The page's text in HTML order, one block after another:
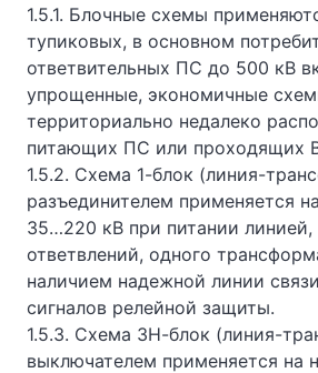
1.5.1. Блочные схемы
тупиковых, в основном
ответвительных ПС до 500 кВ
упрощенные, экономичные
территориально недалеко
питающих ПС или проходящих
1.5.2. Схема 1-блок (линия-
разъединителем применяется
35…220 кВ при питании
ответвлений, одного
наличием надежной линии
сигналов релейной защиты.
1.5.3. Схема 3Н-блок (линия-
выключателем применяется на